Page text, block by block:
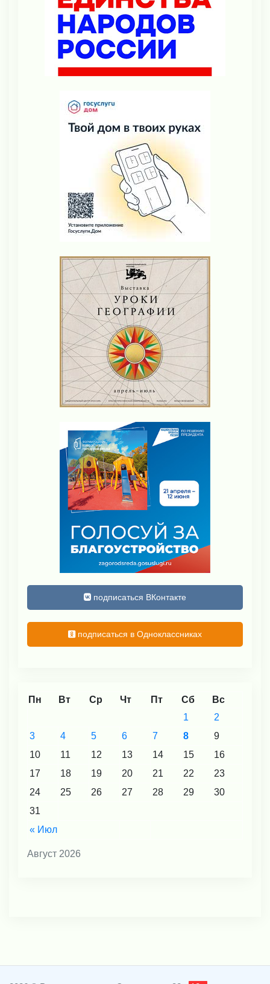
подписаться ВКонтакте
подписаться в Одноклассниках
Август 2026
Пн Вт Ср Чт Пт Сб Вс
« Июл
1
2
3
4 5 6 7 8
9
10
11 12 13 14 15
16
17
18 19 20 21 22
23
24
25 26 27 28 29
30
31